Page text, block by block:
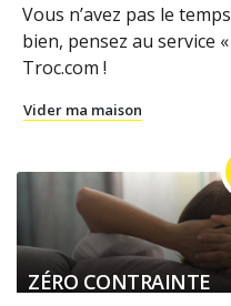
Vous n’avez pas le
bien, pensez au service
Troc.com !
Vider ma maison
ZÉRO CONTRAINTE